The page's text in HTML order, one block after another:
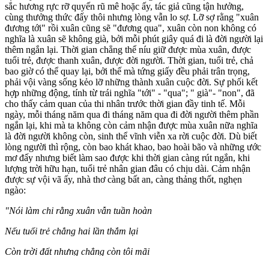
sắc hương rực rỡ quyến rũ mê hoặc ấy, tác giả cũng tận hưởng,
cùng thưởng thức đấy thôi nhưng lòng vẫn lo sợ. Lỡ sợ rằng "xuân
đương tới" rồi xuân cũng sẽ "đương qua", xuân còn non không có
nghĩa là xuân sẽ không già, bởi mỗi phút giây quá đi là đời người lại
thêm ngắn lại. Thời gian chẳng thể níu giữ được mùa xuân, được
tuổi trẻ, được thanh xuân, được đời người. Thời gian, tuổi trẻ, chả
bao giờ có thể quay lại, bởi thế mà tứng giấy đều phải trân trọng,
phải vội vàng sống kẻo lỡ những thành xuân cuộc đời. Sự phối kết
hợp những động, tính từ trái nghĩa "tới" - "qua"; " già"- "non", đã
cho thấy cảm quan của thi nhân trước thời gian đầy tinh tế. Mỗi
ngày, mỗi tháng năm qua đi tháng năm qua đi đời người thêm phần
ngắn lại, khi mà ta không còn cảm nhận được mùa xuân nữa nghĩa
là đời người không còn, sinh thể vĩnh viễn xa rời cuộc đời. Dù biết
lòng người thì rộng, còn bao khát khao, bao hoài bão và những ước
mơ đấy nhưng biết làm sao được khi thời gian càng rút ngắn, khi
lượng trời hữu hạn, tuổi trẻ nhân gian đâu có chịu dài. Cảm nhận
được sự vội vã ấy, nhà thơ càng bất an, càng thảng thốt, nghẹn
ngào:
"Nói làm chi rằng xuân vẫn tuần hoàn
Nếu tuổi trẻ chẳng hai lần thắm lại
Còn trời đất nhưng chẳng còn tôi mãi